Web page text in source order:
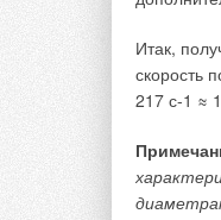
Итак,
скорость
217 с-1 ≈
полезно
в
системы
который
Оценим